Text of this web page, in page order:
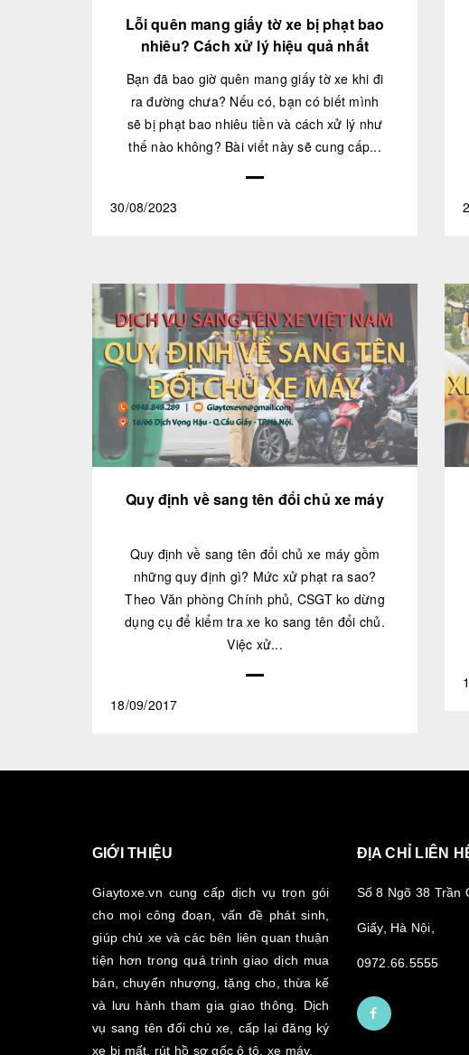
Lỗi quên mang giấy tờ xe bị phạt bao
nhiêu? Cách xử lý hiệu quả nhất
Bạn đã bao giờ quên mang giấy tờ xe khi đi
ra đường chưa? Nếu có, bạn có biết mình
sẽ bị phạt bao nhiêu tiền và cách xử lý như
thế nào không? Bài viết này sẽ cung cấp...
30/08/2023
Quy định về sang tên đổi chủ xe máy
Quy định về sang tên đổi chủ xe máy gồm
những quy định gì? Mức xử phạt ra sao?
Theo Văn phòng Chính phủ, CSGT ko dừng
dụng cụ để kiểm tra xe ko sang tên đổi chủ.
Việc xử...
18/09/2017
GIỚI THIỆU
Giaytoxe.vn cung cấp dịch vụ trọn gói
cho mọi công đoạn, vấn đề phát sinh,
giúp chủ xe và các bên liên quan thuận
tiện hơn trong quá trình giao dịch mua
bán, chuyển nhượng, tặng cho, thừa kế
và lưu hành tham gia giao thông. Dịch
vụ sang tên đổi chủ xe, cấp lại đăng ký
xe bị mất, rút hồ sơ gốc ô tô, xe máy.
ĐỊA CHỈ LIÊN
Số 8 Ngõ 38 Trần
Giấy, Hà Nội,
0972.66.5555